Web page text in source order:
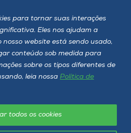
para tornar suas interações
Eles nos ajudam a
website está sendo usado,
conteúdo sob medida para
sobre os tipos diferentes de
leia nossa Política de
todos os cookies